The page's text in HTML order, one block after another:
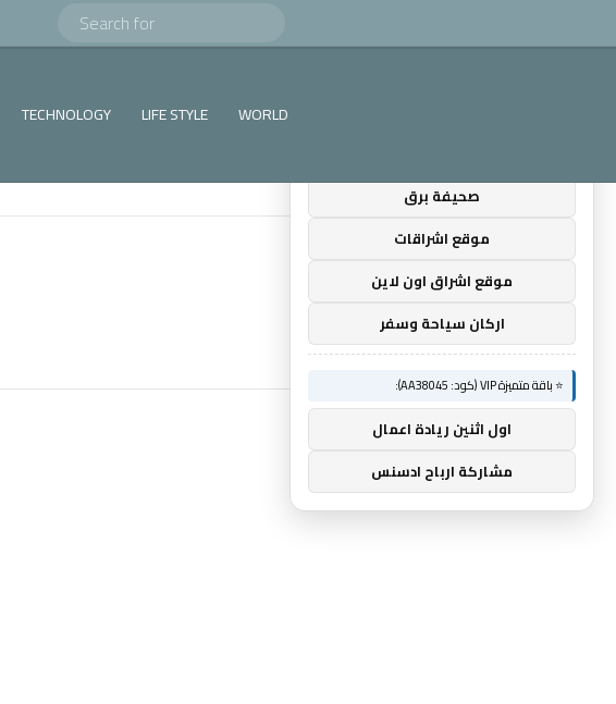
Random Article
Sidebar
TECHNOLOGY LIFE STYLE WORLD
🚀 توصيات : ×
صحيفة برق
موقع اشراقات
موقع اشراق اون لاين
اركان سياحة وسفر
⭐ باقة متميزة VIP (كود: AA38045):
اول اثنين ريادة اعمال
مشاركة ارباح ادسنس